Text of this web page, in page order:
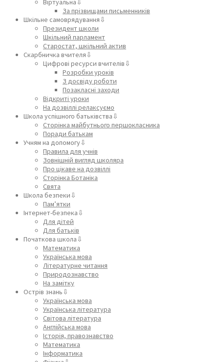
Віртуальна⇩
За прізвищами письменників
Шкільне самоврядування⇩
Президент школи
Шкільний парламент
Старостат, шкільний актив
Скарбничка вчителя⇩
Цифрові ресурси вчителів⇩
Розробки уроків
З досвіду роботи
Позакласні заходи
Відкриті уроки
На дозвіллі релаксуємо
Школа успішного батьківства⇩
Сторінка майбутнього першокласника
Поради батькам
Учням на допомогу⇩
Правила для учнів
Зовнішній вигляд школяра
Про цікаве на дозвіллі
Сторінка Ботаніка
Свята
Школа безпеки⇩
Пам’ятки
Інтернет-безпека⇩
Для дітей
Для батьків
Початкова школа⇩
Математика
Українська мова
Літературне читання
Природознавство
На замітку
Острів знань⇩
Українська мова
Українська література
Світова література
Англійська мова
Історія, правознавство
Математика
Інформатика